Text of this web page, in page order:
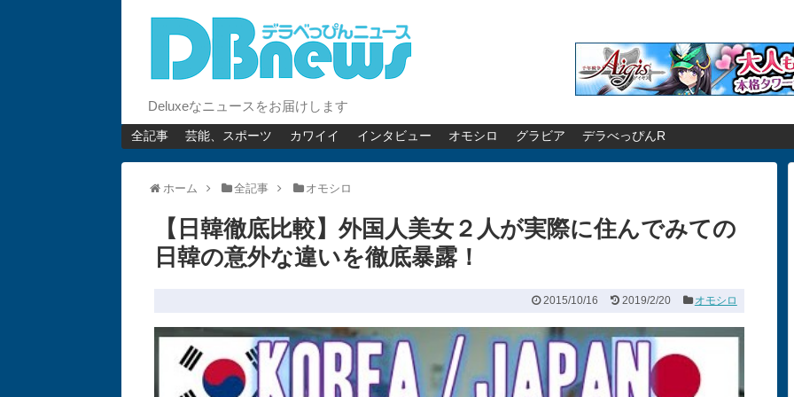
Deluxeなニュースをお届けします
全記事 芸能、スポーツ カワイイ インタビュー オモシロ グラビア デラべっぴんR
ホーム 全記事 オモシロ
【日韓徹底比較】外国人美女２人が実際に住んでみての
日韓の意外な違いを徹底暴露！
2015/10/16 2019/2/20 オモシロ